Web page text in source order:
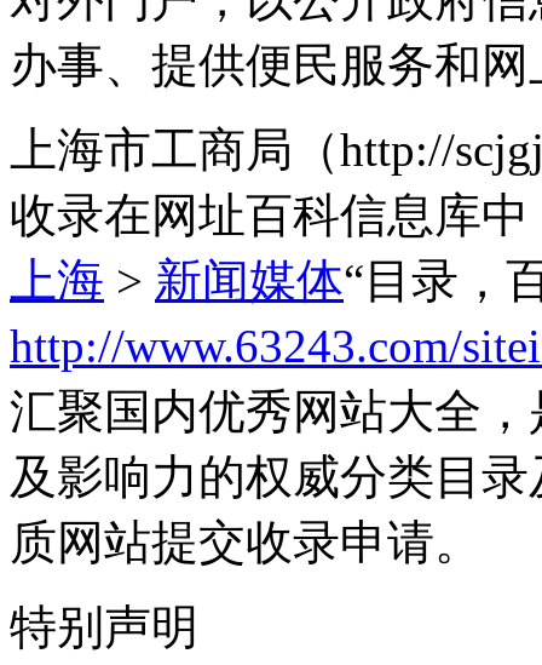
办事、提供便民服务和
上海市工商局（http://
收录在网址百科信息库
上海 > 新闻媒体“目录，
http://www.63243.com/
汇聚国内优秀网站大全
及影响力的权威分类目
质网站提交收录申请。
特别声明